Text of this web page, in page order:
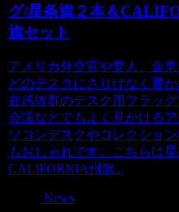
グ/星条旗２本＆
旗セット
アメリカ外交官や要人、企
どのデスクにさりげなく置
在感抜群のデスク用フラッ
会議などでもよく見かける
ソコンデスクやコレクショ
もおしゃれです。こちらは
CALIFORNIA州旗...
News